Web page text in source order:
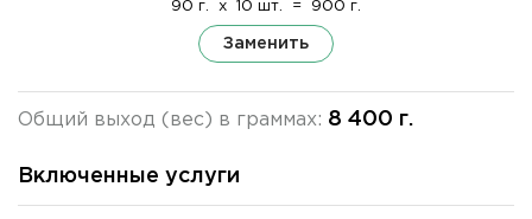
90 г. x 10 шт. = 900 г.
Заменить
Общий выход (вес) в граммах: 8 400 г.
Включенные услуги